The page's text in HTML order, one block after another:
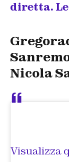
diretta.
Nicola
Visualizza